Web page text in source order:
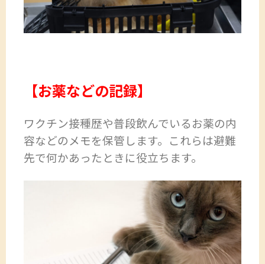
【お薬などの記録】
ワクチン接種歴や普段飲んでいるお薬の内
容などのメモを保管します。これらは避難
先で何かあったときに役立ちます。